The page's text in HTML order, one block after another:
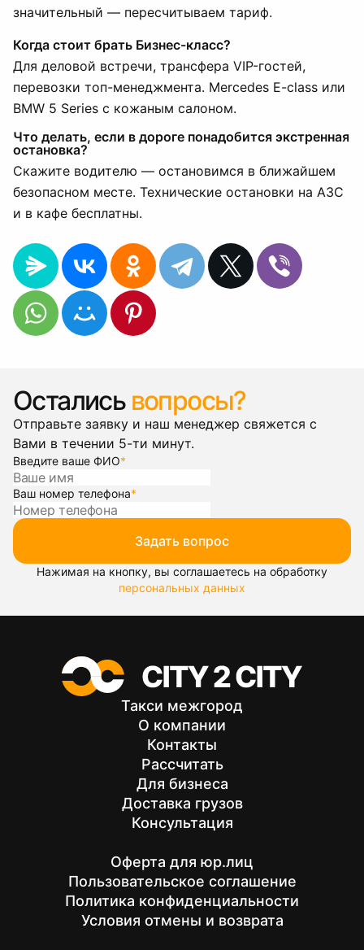
значительный — пересчитываем тариф.
Когда стоит брать Бизнес-класс?
Для деловой встречи, трансфера VIP-гостей,
перевозки топ-менеджмента. Mercedes E-class или
BMW 5 Series с кожаным салоном.
Что делать, если в дороге понадобится экстренная
остановка?
Скажите водителю — остановимся в ближайшем
безопасном месте. Технические остановки на АЗС
и в кафе бесплатны.
Остались вопросы?
Отправьте заявку и наш менеджер свяжется с
Вами в течении 5-ти минут.
Введите ваше ФИО*
Ваш номер телефона*
Задать вопрос
Нажимая на кнопку, вы соглашаетесь на обработку
персональных данных
Такси межгород
О компании
Контакты
Рассчитать
Для бизнеса
Доставка грузов
Консультация
Оферта для юр.лиц
Пользовательское соглашение
Политика конфиденциальности
Условия отмены и возврата